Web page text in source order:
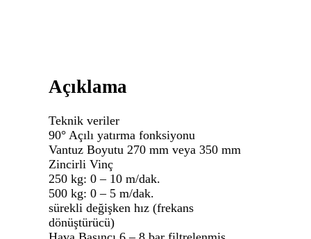
Açıklama
Teknik veriler
90° Açılı yatırma fonksiyonu
Vantuz Boyutu 270 mm veya 350 mm
Zincirli Vinç
250 kg: 0 – 10 m/dak.
500 kg: 0 – 5 m/dak.
sürekli değişken hız (frekans
dönüştürücü)